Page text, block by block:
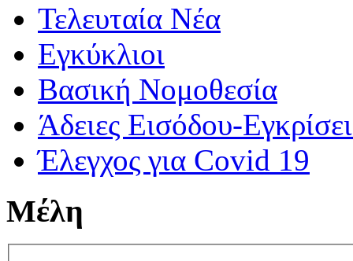
Τελευταία Νέα
Εγκύκλιοι
Βασική Νομοθεσία
Άδειες Εισόδου-
Έλεγχος για Covid 19
Μέλη